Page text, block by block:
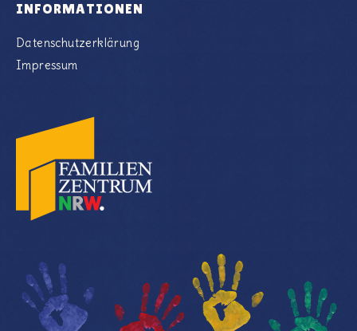
INFORMATIONEN
Datenschutzerklärung
Impressum